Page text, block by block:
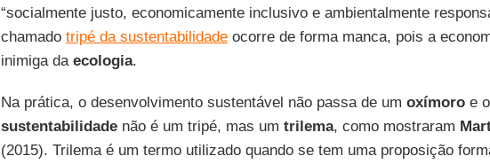
“socialmente justo, economicamente inclusivo e ambientalmente
chamado tripé da sustentabilidadeocorre de forma manca, pois a
inimiga da ecologia.
Na prática, o desenvolvimento sustentável não passa de um oxímoroe o
sustentabilidadenão é um tripé, mas um trilema, como mostraram
(2015). Trilema é um termo utilizado quando se tem uma proposição